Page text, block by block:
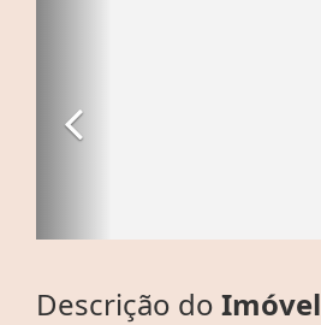
Descrição do Imóvel